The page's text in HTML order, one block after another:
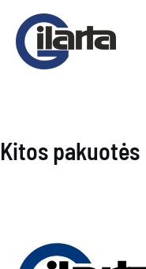
Pereiti
prie
turinio
Kitos pakuotės